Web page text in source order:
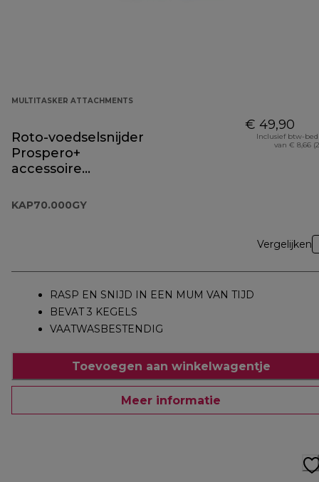
MULTITASKER ATTACHMENTS
Roto-voedselsnijder
Prospero+
accessoire
KAP70.000GY
€ 49,90
Inclusief btw-
van € 8,66
Vergelijken
RASP EN SNIJD IN EEN MUM VAN TIJD
BEVAT 3 KEGELS
VAATWASBESTENDIG
Toevoegen aan winkelwagentje
Meer informatie